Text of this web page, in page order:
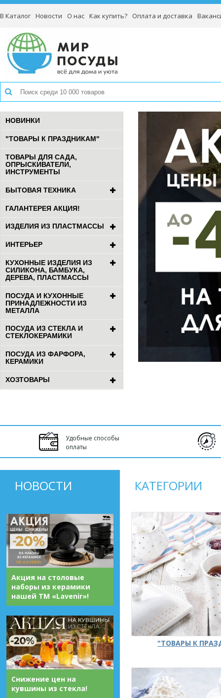
В Каталог Новости О нас Как купить? Оплата и доставка
НОВИНКИ
"ТОВАРЫ К ПРАЗДНИКАМ"
ТОВАРЫ ДЛЯ САДА,
ОПРЫСКИВАТЕЛИ,
ИНСТРУМЕНТЫ
БЫТОВАЯ ТЕХНИКА
ГАЛАНТЕРЕЯ АКЦИЯ!
ИЗДЕЛИЯ ИЗ ПЛАСТМАССЫ
ИНТЕРЬЕР
КУХОННЫЕ ИЗДЕЛИЯ ИЗ
СИЛИКОНА, БАМБУКА,
ДЕРЕВА, ПЛАСТМАССЫ
ПОСУДА И КУХОННЫЕ
ПРИНАДЛЕЖНОСТИ ИЗ
МЕТАЛЛА
ПОСУДА ИЗ СТЕКЛА И
СТЕКЛОКЕРАМИКИ
ПОСУДА ИЗ ФАРФОРА,
КЕРАМИКИ
ХОЗТОВАРЫ
Удобные способы
оплаты
НОВОСТИ
Акция на столовые
наборы из керамики
нашей ТМ «Lavenir»!
Снижение цен на
кувшины из стекла!
КАТЕГОРИИ
"ТОВАРЫ К